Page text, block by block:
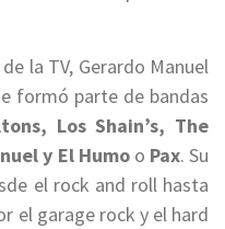
la TV, Gerardo Manuel
formó parte de bandas
Los Shain’s, The
y El Humoo Pax. Su
el rock and roll hasta
el garage rock y el hard